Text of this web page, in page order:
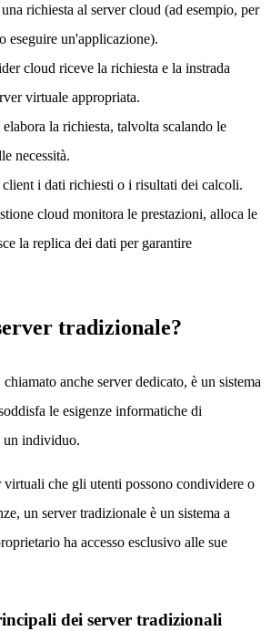
richiesta al server cloud (ad esempio, per
eseguire un'applicazione).
cloud riceve la richiesta e la instrada
virtuale appropriata.
la richiesta, talvolta scalando le
necessità.
i dati richiesti o i risultati dei calcoli.
cloud monitora le prestazioni, alloca le
la replica dei dati per garantire
tradizionale?
anche server dedicato, è un sistema
le esigenze informatiche di
un individuo.
virtuali che gli utenti possono condividere o
un server tradizionale è un sistema a
ha accesso esclusivo alle sue
dei server tradizionali